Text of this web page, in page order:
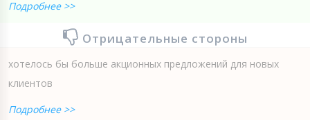
Подробнее >>
Отрицательные стороны
хотелось бы больше акционных предложений для новых
клиентов
Подробнее >>